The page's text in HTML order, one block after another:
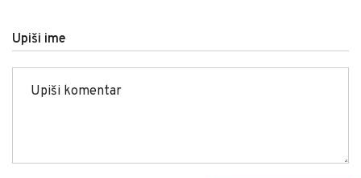
Upiši ime